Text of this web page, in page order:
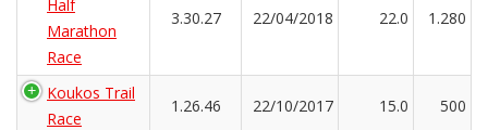
Half
Marathon
Race
3.30.27 22/04/2018 22.0 1.280
Koukos Trail
Race
1.26.46 22/10/2017 15.0 500